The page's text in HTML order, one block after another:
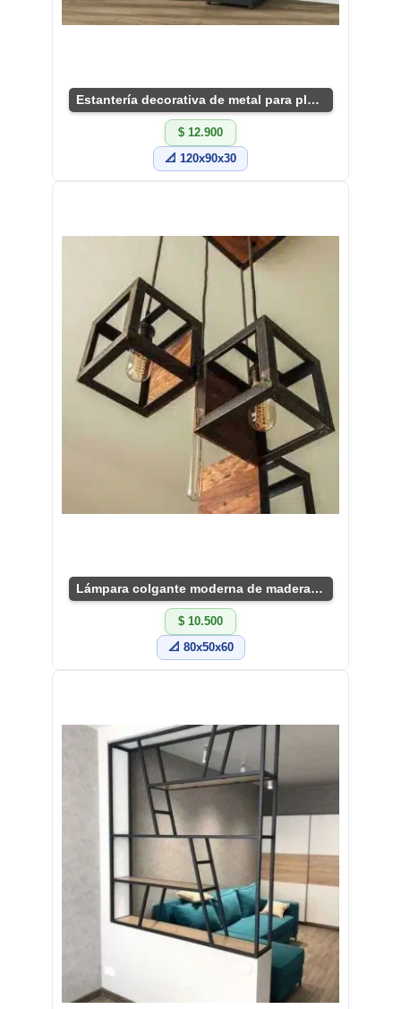
Estantería decorativa de metal para plantas
$ 12.900
📐 120x90x30
Lámpara colgante moderna de madera y metal
$ 10.500
📐 80x50x60